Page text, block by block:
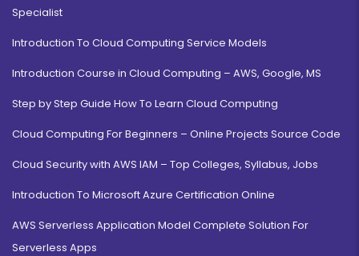
Specialist
Introduction To Cloud Computing Service Models
Introduction Course in Cloud Computing – AWS, Google, MS
Step by Step Guide How To Learn Cloud Computing
Cloud Computing For Beginners – Online Projects Source Code
Cloud Security with AWS IAM – Top Colleges, Syllabus, Jobs
Introduction To Microsoft Azure Certification Online
AWS Serverless Application Model Complete Solution For
Serverless Apps